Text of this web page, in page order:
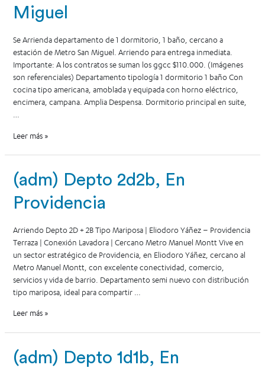
Miguel
Se Arrienda departamento de 1 dormitorio, 1 baño, cercano a
estación de Metro San Miguel. Arriendo para entrega inmediata.
Importante: A los contratos se suman los ggcc $110.000. (Imágenes
son referenciales) Departamento tipología 1 dormitorio 1 baño Con
cocina tipo americana, amoblada y equipada con horno eléctrico,
encimera, campana. Amplia Despensa. Dormitorio principal en suite,
Leer más »
(adm) Depto 2d2b, En
Providencia
Arriendo Depto 2D + 2B Tipo Mariposa | Eliodoro Yáñez – Providencia
Terraza | Conexión Lavadora | Cercano Metro Manuel Montt Vive en
un sector estratégico de Providencia, en Eliodoro Yáñez, cercano al
Metro Manuel Montt, con excelente conectividad, comercio,
servicios y vida de barrio. Departamento semi nuevo con distribución
tipo mariposa, ideal para compartir …
Leer más »
(adm) Depto 1d1b, En